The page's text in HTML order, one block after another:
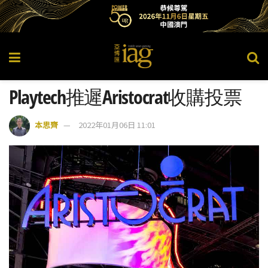
Playtech推遲Aristocrat收購投票
本思齊 2022年01月06日 11:01